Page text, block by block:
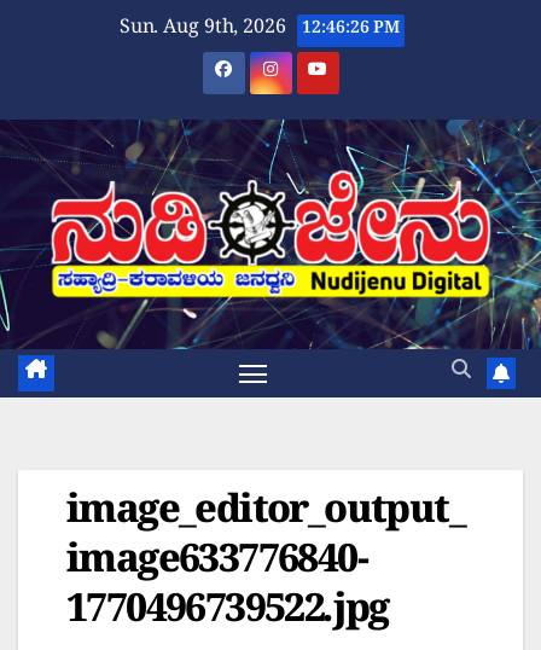
Sun. Aug 9th, 2026 12:46:27 PM
image_editor_output_
image633776840-
1770496739522.jpg